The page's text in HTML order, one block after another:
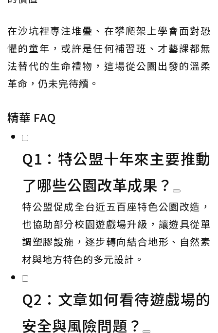
在沙坑裡專注堆疊、在攀爬架上學會面對恐
懼的童年，或許是任何補習班、才藝課都無
法替代的生命禮物，這場從公園出發的溫柔
革命，仍未完待續。
精華 FAQ
Q1：特公盟十年來主要推動
了哪些公園改革成果？
特公盟促成全台近五百座特色公園改造，
也協助部分校園遊戲場升級，讓遊具從單
調塑膠設施，逐步轉向結合地形、自然素
材與地方特色的多元設計。
Q2：文章如何看待遊戲場的
安全與風險問題？